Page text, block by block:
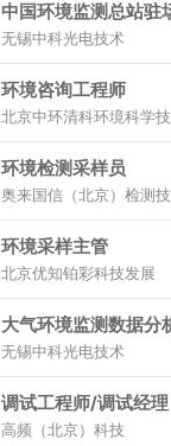
中国环境监测总站驻
无锡中科光电技术
环境咨询工程师
北京中环清科环境科学
环境检测采样员
奥来国信（北京）检测
环境采样主管
北京优知铂彩科技发展
大气环境监测数据分
无锡中科光电技术
调试工程师/调试经理
高频（北京）科技